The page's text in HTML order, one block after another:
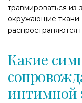
травмироваться
окружающие ткани
распространяются
Какие
интимной